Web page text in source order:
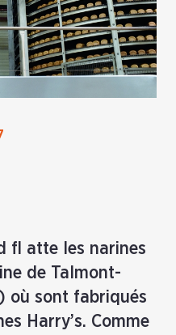
fl atte les narines
de Talmont-
où sont fabriqués
Harry’s. Comme